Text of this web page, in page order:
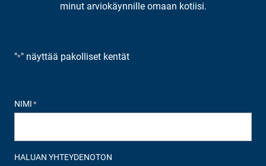
minut arviokäynnille omaan kotiisi.
"*" näyttää pakolliset kentät
NIMI *
HALUAN YHTEYDENOTON